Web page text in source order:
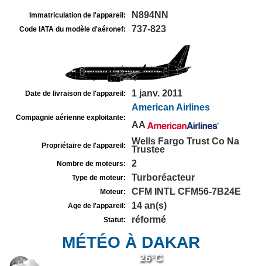
Immatriculation de l'appareil: N894NN
Code IATA du modèle d'aéronef: 737-823
Date de livraison de l'appareil: 1 janv. 2011
Compagnie aérienne exploitante:
American Airlines
AA
Propriétaire de l'appareil:
Wells Fargo Trust Co Na
Trustee
Nombre de moteurs: 2
Type de moteur: Turboréacteur
Moteur: CFM INTL CFM56-7B24E
Age de l'appareil: 14 an(s)
Statut: réformé
MÉTÉO À DAKAR
26°C